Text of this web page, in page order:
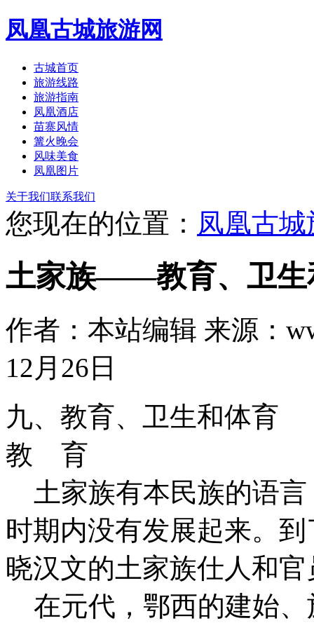
凤凰古城旅游网
古城首页
旅游线路
旅游指南
凤凰酒店
苗寨风情
篝火晚会
风味美食
凤凰图片
关于我们联系我们
您现在的位置： 凤凰古
土家族——教育、卫生
作者：本站编辑 来源：
12月26日
九、教育、卫生和体育
教 育
土家族有本民族的语言
时期内没有发展起来。
晓汉文的土家族仕人和官
在元代，鄂西的建始、